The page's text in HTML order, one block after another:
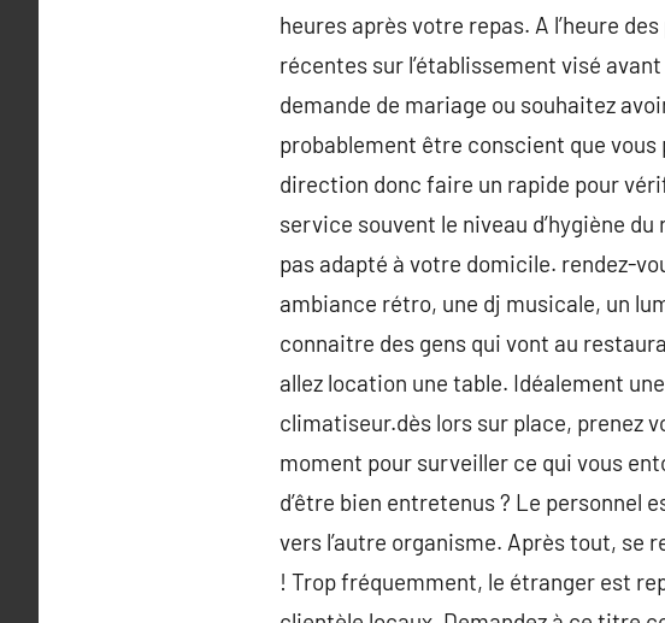
heures après votre repas. A l’heure
récentes sur l’établissement visé
demande de mariage ou souhaitez
probablement être conscient que
direction donc faire un rapide pour
service souvent le niveau d’hygiène
pas adapté à votre domicile. rendez-
ambiance rétro, une dj musicale, un
connaitre des gens qui vont au
allez location une table. Idéalement
climatiseur.dès lors sur place, prenez
moment pour surveiller ce qui vous
d’être bien entretenus ? Le personnel
vers l’autre organisme. Après tout,
! Trop fréquemment, le étranger est